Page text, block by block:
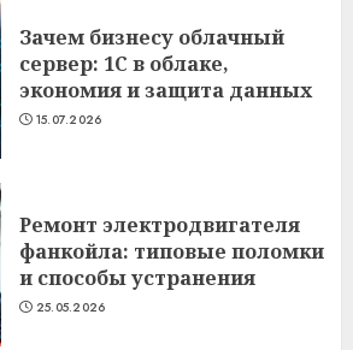
Зачем бизнесу облачный
сервер: 1С в облаке,
экономия и защита данных
15.07.2026
Ремонт электродвигателя
фанкойла: типовые поломки
и способы устранения
25.05.2026